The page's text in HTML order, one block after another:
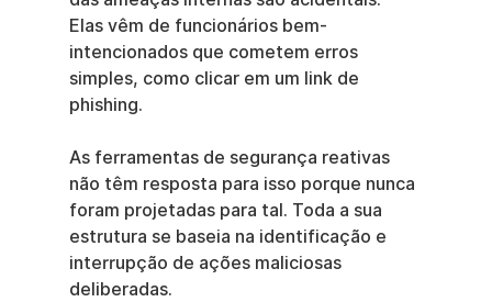
Elas vêm de funcionários bem-
intencionados que cometem erros
simples, como clicar em um link de
phishing.
As ferramentas de segurança reativas
não têm resposta para isso porque nunca
foram projetadas para tal. Toda a sua
estrutura se baseia na identificação e
interrupção de ações maliciosas
deliberadas.